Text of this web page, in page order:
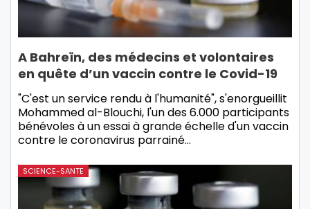
A Bahreïn, des médecins et volontaires
en quête d’un vaccin contre le Covid-19
"C'est un service rendu à l'humanité", s'enorgueillit
Mohammed al-Blouchi, l'un des 6.000 participants
bénévoles à un essai à grande échelle d'un vaccin
contre le coronavirus parrainé…
SCIENCE-SANTE